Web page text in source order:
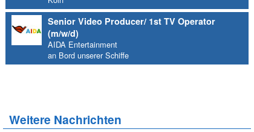
Senior Video Producer/ 1st TV Operator
(m/w/d)
AIDA Entertainment
an Bord unserer Schiffe
Weitere Nachrichten